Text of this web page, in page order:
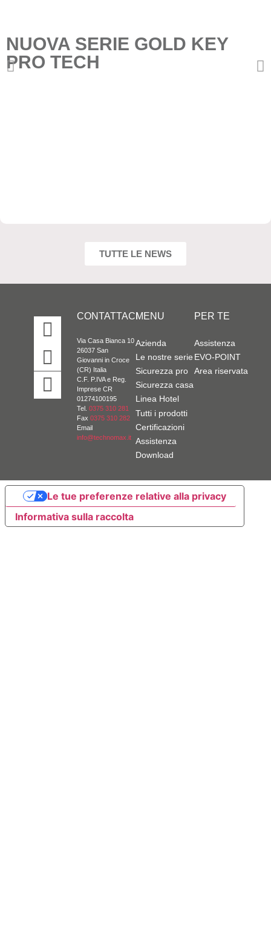
NUOVA SERIE GOLD KEY
PRO TECH
cassaforte a mobile,cassaforte a muro
TUTTE LE NEWS
CONTATTACI
Via Casa Bianca 10
26037 San
Giovanni in Croce
(CR) Italia
C.F. P.IVA e Reg.
Imprese CR
01274100195
Tel. 0375 310 281
Fax 0375 310 282
Email
info@technomax.it
MENU
Azienda
Le nostre serie
Sicurezza pro
Sicurezza casa
Linea Hotel
Tutti i prodotti
Certificazioni
Assistenza
Download
PER TE
Assistenza
EVO-POINT
Area riservata
Informativa sulla raccolta
Le tue preferenze relative alla privacy